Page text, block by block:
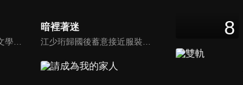
暗裡著迷 8